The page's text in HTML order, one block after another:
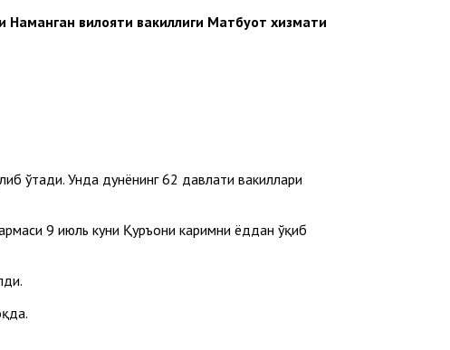
Наманган вилояти вакиллиги Матбуот хизмати
ўтади. Унда дунёнинг 62 давлати вакиллари
9 июль куни Қуръони каримни ёддан ўқиб